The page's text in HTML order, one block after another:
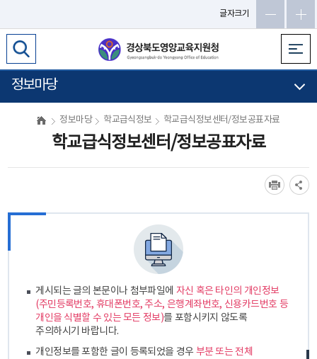
글자크기
인
정보마당
정보마당 학교급식정보 학교급식정보센터/정보공표자료
학교급식정보센터/정보공표자료
게시되는 글의 본문이나 첨부파일에 자신 혹은 타인의 개인정보
(주민등록번호, 휴대폰번호, 주소, 은행계좌번호, 신용카드번호 등
개인을 식별할 수 있는 모든 정보)를 포함시키지 않도록
주의하시기 바랍니다.
개인정보를 포함한 글이 등록되었을 경우 부분 또는 전체